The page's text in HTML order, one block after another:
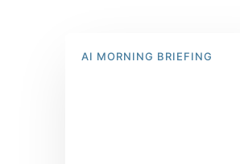
AI MORNING BRIEFING